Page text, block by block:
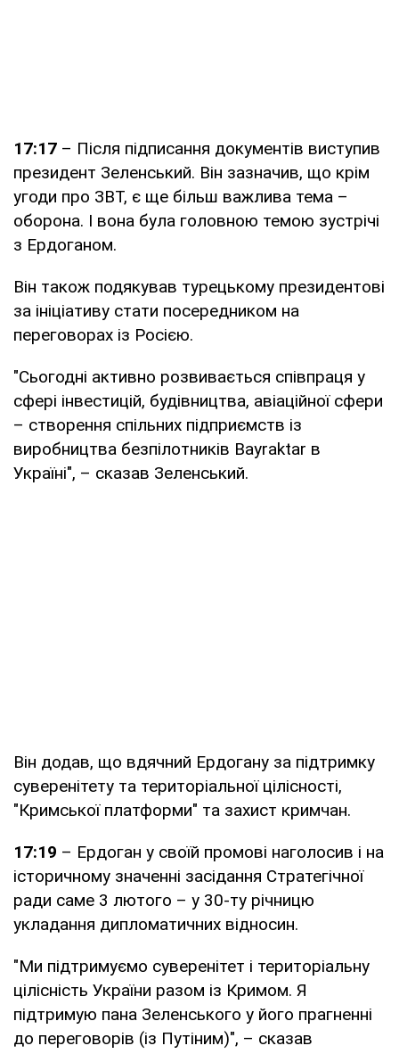
17:17 – Після підписання документів виступив
президент Зеленський. Він зазначив, що крім
угоди про ЗВТ, є ще більш важлива тема –
оборона. І вона була головною темою зустрічі
з Ердоганом.
Він також подякував турецькому президентові
за ініціативу стати посередником на
переговорах із Росією.
"Сьогодні активно розвивається співпраця у
сфері інвестицій, будівництва, авіаційної сфери
– створення спільних підприємств із
виробництва безпілотників Bayraktar в
Україні", – сказав Зеленський.
Він додав, що вдячний Ердогану за підтримку
суверенітету та територіальної цілісності,
"Кримської платформи" та захист кримчан.
17:19 – Ердоган у своїй промові наголосив і на
історичному значенні засідання Стратегічної
ради саме 3 лютого – у 30-ту річницю
укладання дипломатичних відносин.
"Ми підтримуємо суверенітет і територіальну
цілісність України разом із Кримом. Я
підтримую пана Зеленського у його прагненні
до переговорів (із Путіним)", – сказав